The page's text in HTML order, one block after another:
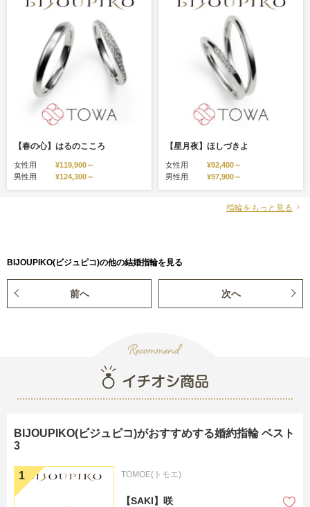
【春の心】はるのこころ
女性用
¥119,900～
男性用
¥124,300～
【星月夜】ほしづきよ
女性用
¥92,400～
男性用
¥97,900～
指輪をもっと見る
BIJOUPIKO(ビジュピコ)の他の結婚指輪を見る
前へ 次へ
BIJOUPIKO(ビジュピコ)がおすすめする婚約指輪 ベスト
3
TOMOE(トモエ)
【SAKI】咲